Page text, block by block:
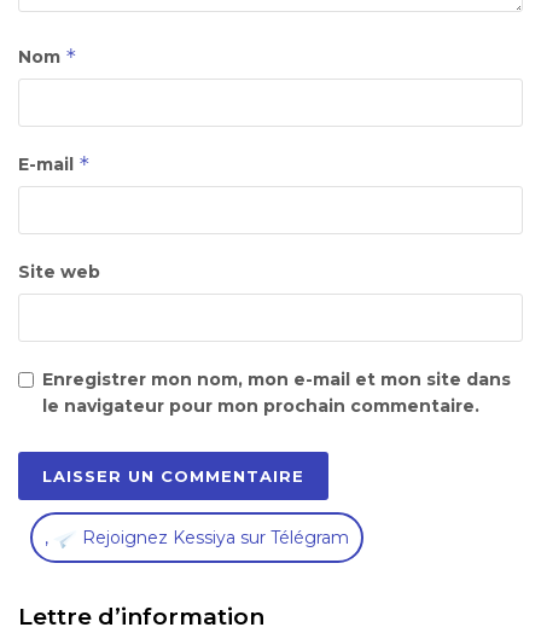
Nom *
E-mail *
Site web
Enregistrer mon nom, mon e-mail et mon site dans
le navigateur pour mon prochain commentaire.
, Rejoignez Kessiya sur Télégram
Lettre d’information